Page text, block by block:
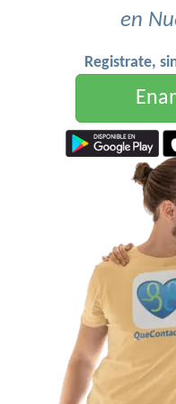
en
Registrate,